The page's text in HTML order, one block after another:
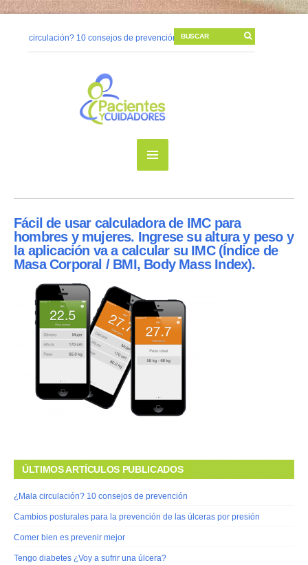
circulación? 10 consejos de prevención 06/11/2014 |Cambios
prevenir una úlcera por presión?
10/05/2014 |La higiene de
Fácil de usar calculadora de IMC para
hombres y mujeres. Ingrese su altura y peso y
la aplicación va a calcular su IMC (Índice de
Masa Corporal / BMI, Body Mass Index).
ÚLTIMOS ARTÍCULOS PUBLICADOS
¿Mala circulación? 10 consejos de prevención
Cambios posturales para la prevención de las úlceras por presión
Comer bien es prevenir mejor
Tengo diabetes ¿Voy a sufrir una úlcera?